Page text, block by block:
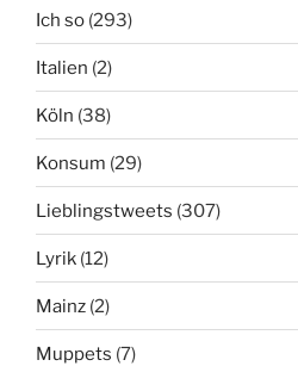
Ich so (293)
Italien (2)
Köln (38)
Konsum (29)
Lieblingstweets (307)
Lyrik (12)
Mainz (2)
Muppets (7)